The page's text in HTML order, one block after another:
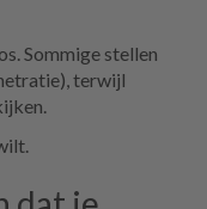
Sommige stellen
terwijl